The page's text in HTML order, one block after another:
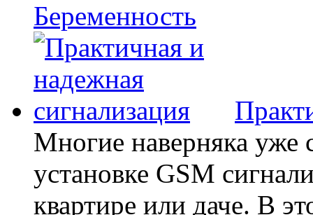
Беременность
Многие наверняка уже
установке GSM
квартире или даче. В